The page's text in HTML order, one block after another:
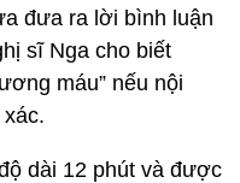
đưa ra lời bình luận
sĩ Nga cho biết
máu” nếu nội
dài 12 phút và được